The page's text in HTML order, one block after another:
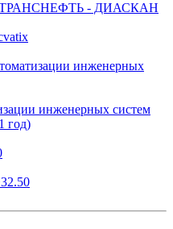
- ДИАСКАН
инженерных
инженерных систем
год)